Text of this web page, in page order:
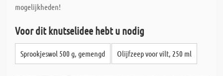
mogelijkheden!
Voor dit knutselidee hebt u nodig
Sprookjeswol 500 g, gemengd Olijfzeep voor vilt, 250 ml